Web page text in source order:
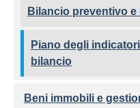
Bilancio preventivo
Piano degli
bilancio
Beni immobili e